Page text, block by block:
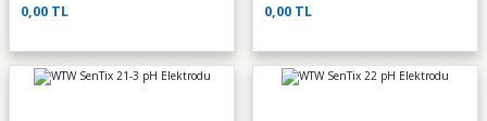
0,00 TL 0,00 TL